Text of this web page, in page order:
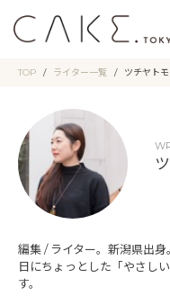
TOP ライター一覧 ツチヤト
編集 / ライター。新潟県出
日にちょっとした「やさし
す。